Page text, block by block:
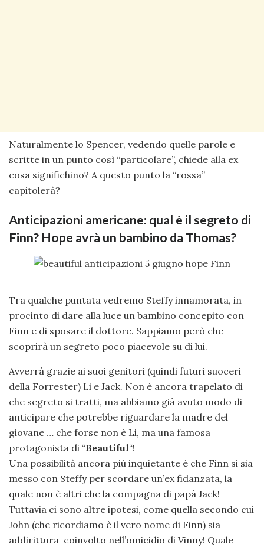
Naturalmente lo Spencer, vedendo quelle parole e
scritte in un punto così “particolare”, chiede alla ex
cosa significhino? A questo punto la “rossa”
capitolerà?
Anticipazioni americane: qual è il segreto di
Finn? Hope avrà un bambino da Thomas?
Tra qualche puntata vedremo Steffy innamorata, in
procinto di dare alla luce un bambino concepito con
Finn e di sposare il dottore. Sappiamo però che
scoprirà un segreto poco piacevole su di lui.
Avverrà grazie ai suoi genitori (quindi futuri suoceri
della Forrester) Li e Jack. Non è ancora trapelato di
che segreto si tratti, ma abbiamo già avuto modo di
anticipare che potrebbe riguardare la madre del
giovane … che forse non è Li, ma una famosa
protagonista di “Beautiful“!
Una possibilità ancora più inquietante è che Finn si sia
messo con Steffy per scordare un’ex fidanzata, la
quale non è altri che la compagna di papà Jack!
Tuttavia ci sono altre ipotesi, come quella secondo cui
John (che ricordiamo è il vero nome di Finn) sia
addirittura coinvolto nell’omicidio di Vinny! Quale